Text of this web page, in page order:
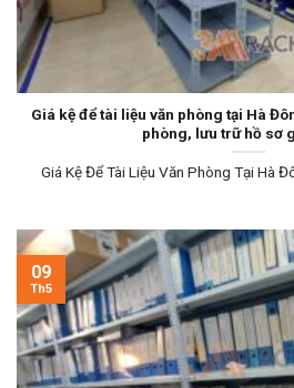
Giá kệ để tài liệu văn phòng tại Hà
phòng, lưu trữ hồ sơ
Giá Kệ Để Tài Liệu Văn Phòng Tại Hà
09
Th5